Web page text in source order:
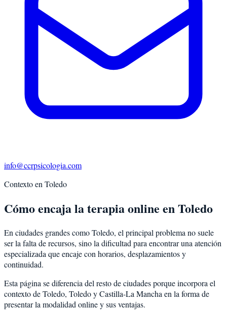
info@ccrpsicologia.com
Contexto en Toledo
Cómo encaja la terapia online en Toledo
En ciudades grandes como Toledo, el principal problema no suele
ser la falta de recursos, sino la dificultad para encontrar una atención
especializada que encaje con horarios, desplazamientos y
continuidad.
Esta página se diferencia del resto de ciudades porque incorpora el
contexto deToledo, ToledoyCastilla-La Mancha en la forma de
presentar la modalidad online y sus ventajas.